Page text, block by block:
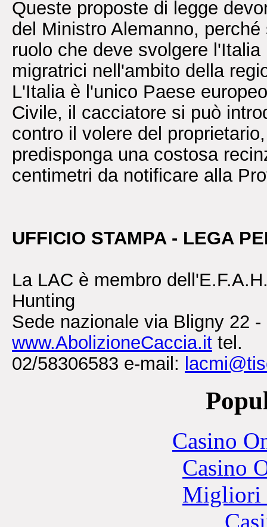
Queste proposte di legge
del Ministro Alemanno,
ruolo che deve svolgere
migratrici nell'ambito della
L'Italia è l'unico Paese
Civile, il cacciatore si può
contro il volere del
predisponga una costosa
centimetri da notificare alla
UFFICIO STAMPA - LEGA
La LAC è membro
Hunting
Sede nazionale via Bligny 22
www.AbolizioneCaccia.it tel.
02/58306583 e-mail:
Casino
Casino
Migliori